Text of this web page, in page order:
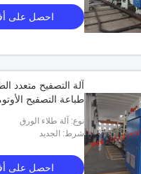
احصل على
آلة التصفيح متعدد
طباعة التصفيح
نوع: آلة طلاء الورق
شرط: الجديد
احصل على